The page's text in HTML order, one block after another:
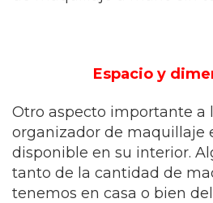
Espacio y
Otro aspecto importante a
organizador de maquillaje
disponible en su interior.
tanto de la cantidad de
tenemos en casa o bien